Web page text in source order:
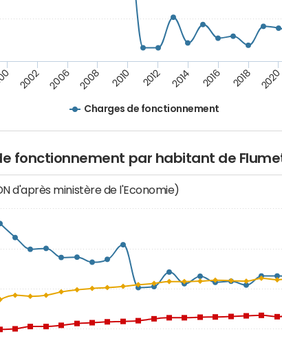
Charges de fonctionnement
2002 2006 2008 2010 2012 2014 2016 2018 2020
fonctionnement par habitant de
d'après ministère de l'Economie)